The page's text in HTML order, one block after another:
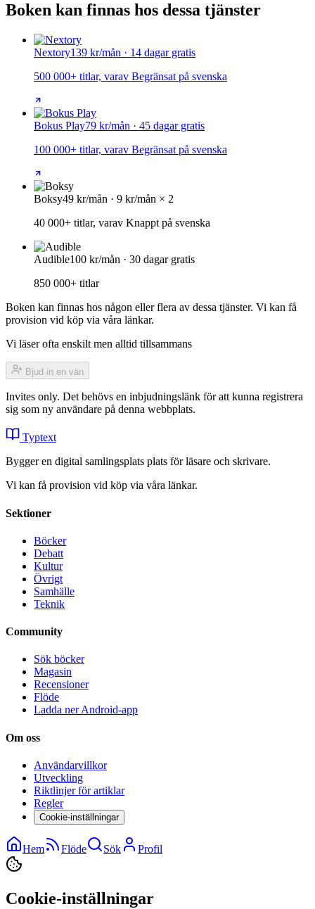
Boken kan finnas hos dessa tjänster
Nextory139 kr/mån · 14 dagar gratis
500 000+ titlar, varav Begränsat på svenska
Bokus Play79 kr/mån · 45 dagar gratis
100 000+ titlar, varav Begränsat på svenska
Boksy49 kr/mån · 9 kr/mån × 2
40 000+ titlar, varav Knappt på svenska
Audible100 kr/mån · 30 dagar gratis
850 000+ titlar
Boken kan finnas hos någon eller flera av dessa tjänster. Vi kan få
provision vid köp via våra länkar.
Vi läser ofta enskilt men alltid tillsammans
Bjud in en vän
Invites only. Det behövs en inbjudningslänk för att kunna registrera
sig som ny användare på denna webbplats.
Typtext
Bygger en digital samlingsplats plats för läsare och skrivare.
Vi kan få provision vid köp via våra länkar.
Sektioner
Böcker
Debatt
Kultur
Övrigt
Samhälle
Teknik
Community
Sök böcker
Magasin
Recensioner
Flöde
Ladda ner Android-app
Om oss
Användarvillkor
Utveckling
Riktlinjer för artiklar
Regler
Cookie-inställningar
Hem Flöde Sök Profil
Cookie-inställningar